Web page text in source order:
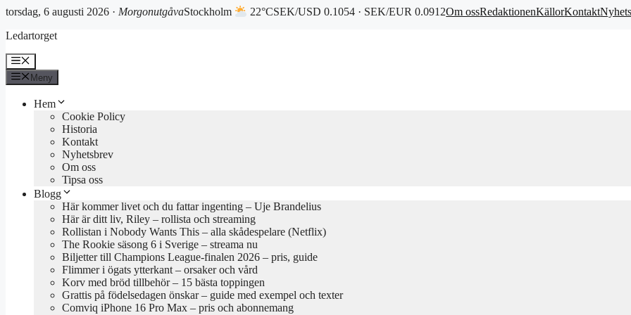
torsdag, 6 augusti 2026 · MorgonutgåvaStockholm 22°CSEK/USD 0.1054 · SEK/EUR 0.0912Om ossRedaktionenKällorKontakt
till
Ledartorget
Meny
Meny
Hem
Cookie Policy
Historia
Kontakt
Nyhetsbrev
Om oss
Tipsa oss
Blogg
Här kommer livet och du fattar ingenting – Uje Brandelius
Här är ditt liv, Riley – rollista och streaming
Rollistan i Nobody Wants This – alla skådespelare (Netflix)
The Rookie säsong 6 i Sverige – streama nu
Biljetter till Champions League-finalen 2026 – pris, guide
Flimmer i ögats ytterkant – orsaker och vård
Korv med bröd tillbehör – 15 bästa toppingen
Grattis på födelsedagen önskar – guide med exempel och texter
Comviq iPhone 16 Pro Max – pris och abonnemang